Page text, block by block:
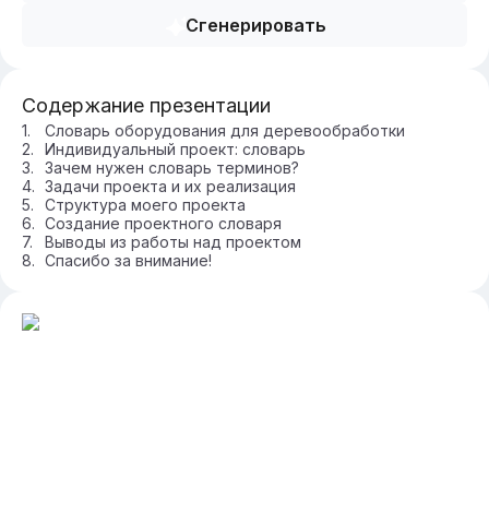
Сгенерировать
Содержание презентации
Словарь оборудования для деревообработки
Индивидуальный проект: словарь
Зачем нужен словарь терминов?
Задачи проекта и их реализация
Структура моего проекта
Создание проектного словаря
Выводы из работы над проектом
Спасибо за внимание!